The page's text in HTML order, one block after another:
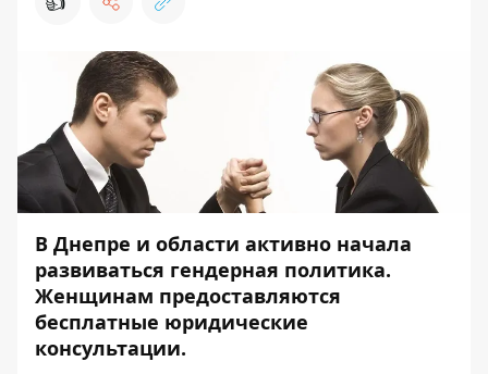
В Днепре и области активно начала
развиваться гендерная политика.
Женщинам предоставляются
бесплатные юридические
консультации.